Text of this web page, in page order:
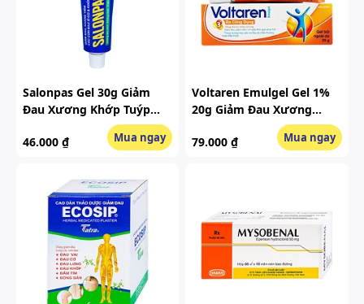
Salonpas Gel 30g Giảm
Đau Xương Khớp Tuýp
46.000 ₫
Mua ngay
Voltaren Emulgel Gel 1%
20g Giảm Đau Xương
79.000 ₫
Mua ngay